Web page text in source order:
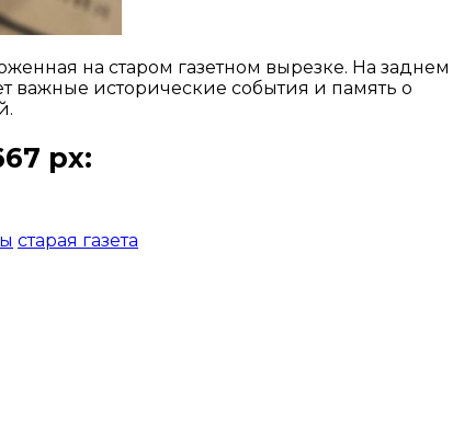
на старом газетном вырезке. На заднем
исторические события и память о
px:
старая газета